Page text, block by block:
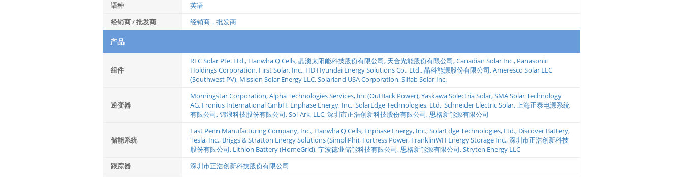
语种
英语
经销商 / 批发商
经销商，批发商
产品
组件
REC Solar Pte. Ltd., Hanwha Q Cells,晶澳太阳能科技股份有限公司, 天合光能股份有限公司,Canadian Solar Inc., Panasonic
Holdings Corporation, First Solar, Inc., HD Hyundai Energy Solutions Co., Ltd.,晶科能源股份有限公司,Ameresco Solar LLC
(Southwest PV), Mission Solar Energy LLC,Solarland USA Corporation,Silfab Solar Inc.
逆变器
Morningstar Corporation,Alpha Technologies Services, Inc (OutBack Power),Yaskawa Solectria Solar,SMA Solar Technology
AG, Fronius International GmbH, Enphase Energy, Inc.,SolarEdge Technologies, Ltd.,Schneider Electric Solar,上海正泰电源系统
有限公司,锦浪科技股份有限公司,Sol-Ark, LLC,深圳市正浩创新科技股份有限公司,思格新能源有限公司
储能系统
East Penn Manufacturing Company, Inc., Hanwha Q Cells, Enphase Energy, Inc.,SolarEdge Technologies, Ltd., Discover Battery,
Tesla, Inc., Briggs & Stratton Energy Solutions (SimpliPhi), Fortress Power, FranklinWH Energy Storage Inc.,深圳市正浩创新科技
股份有限公司, Lithion Battery (HomeGrid),宁波德业储能科技有限公司,思格新能源有限公司,Stryten Energy LLC
跟踪器
深圳市正浩创新科技股份有限公司